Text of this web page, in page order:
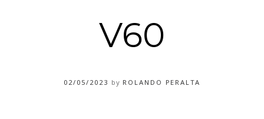
V60
02/05/2023 by ROLANDO PERALTA